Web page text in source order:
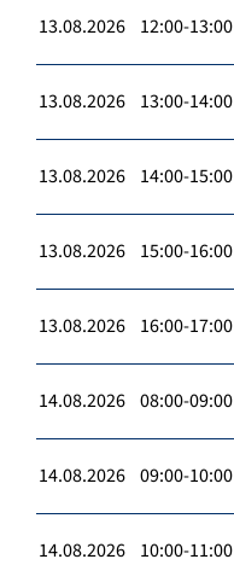
13.08.2026 12:00-13:00
13.08.2026 13:00-14:00
13.08.2026 14:00-15:00
13.08.2026 15:00-16:00
13.08.2026 16:00-17:00
14.08.2026 08:00-09:00
14.08.2026 09:00-10:00
14.08.2026 10:00-11:00